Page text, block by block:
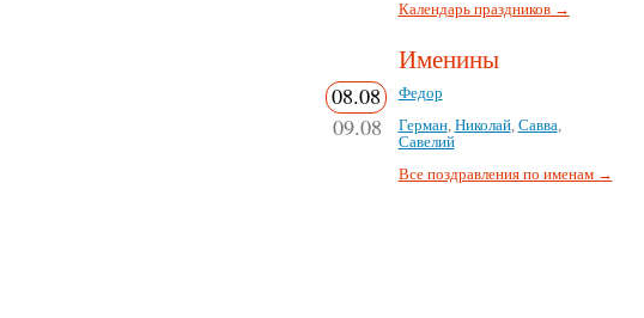
Календарь праздников →
Именины
08.08 Федор
09.08 Герман, Николай, Савва,
Савелий
Все поздравления по именам →